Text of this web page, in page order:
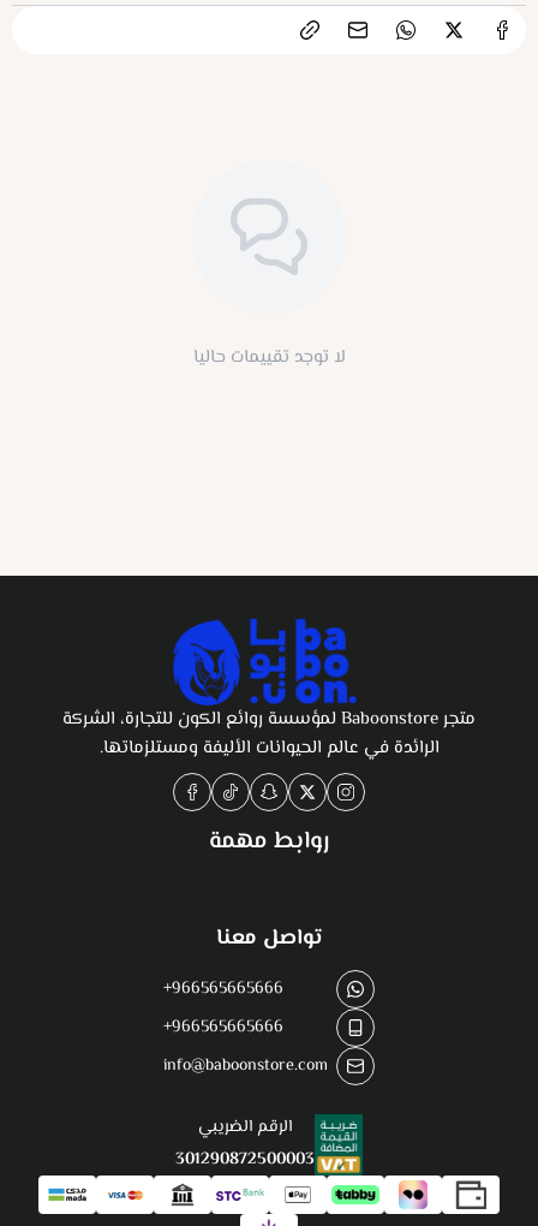
لا توجد تقييمات حاليا
متجر Baboonstore لمؤسسة روائع الكون للتجارة، الشركة
الرائدة في عالم الحيوانات الأليفة ومستلزماتها.
روابط مهمة
تواصل معنا
+966565665666
+966565665666
info@baboonstore.com
الرقم الضريبي
301290872500003